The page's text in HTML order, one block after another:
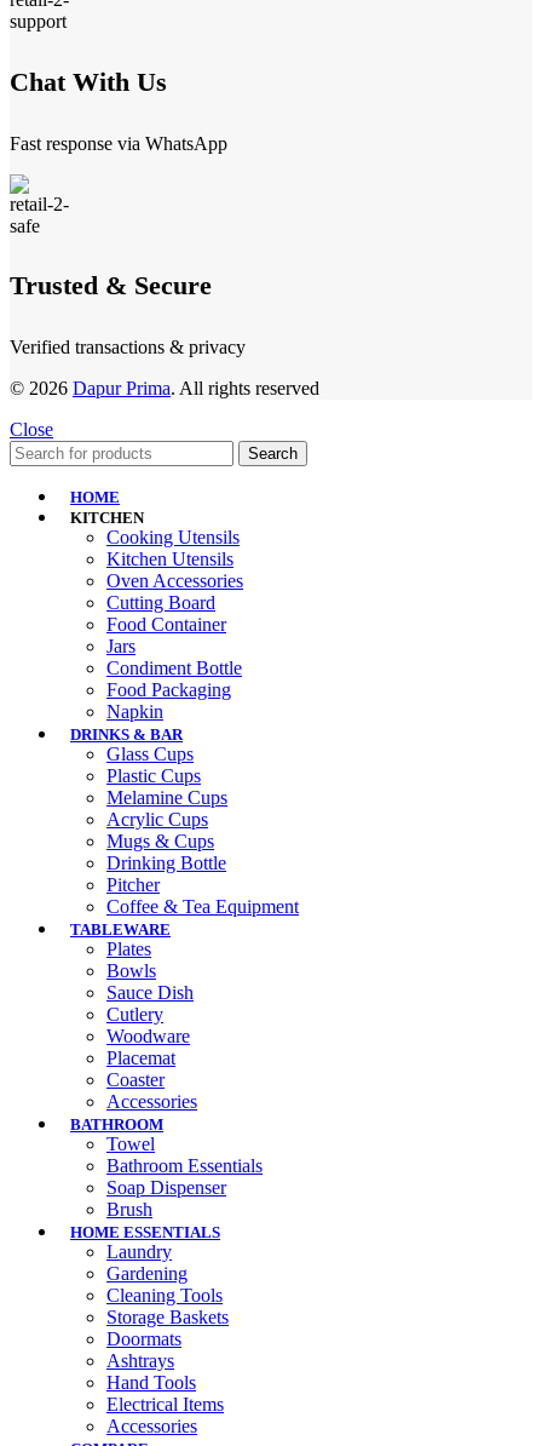
Chat With Us
Fast response via WhatsApp
Trusted & Secure
Verified transactions & privacy
© 2026 Dapur Prima. All rights reserved
Close
Search
HOME
KITCHEN
Cooking Utensils
Kitchen Utensils
Oven Accessories
Cutting Board
Food Container
Jars
Condiment Bottle
Food Packaging
Napkin
DRINKS & BAR
Glass Cups
Plastic Cups
Melamine Cups
Acrylic Cups
Mugs & Cups
Drinking Bottle
Pitcher
Coffee & Tea Equipment
TABLEWARE
Plates
Bowls
Sauce Dish
Cutlery
Woodware
Placemat
Coaster
Accessories
BATHROOM
Towel
Bathroom Essentials
Soap Dispenser
Brush
HOME ESSENTIALS
Laundry
Gardening
Cleaning Tools
Storage Baskets
Doormats
Ashtrays
Hand Tools
Electrical Items
Accessories